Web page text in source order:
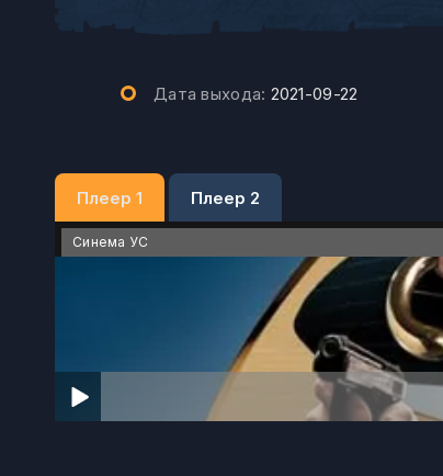
Дата выхода: 2021-09-22
Плеер 1 Плеер 2
Синема УС